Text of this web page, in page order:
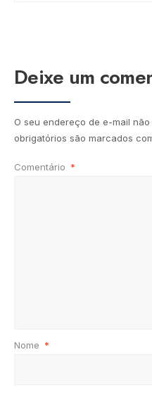
Deixe um
O seu endereço de e-mail
obrigatórios são marcados
Comentário *
Nome *